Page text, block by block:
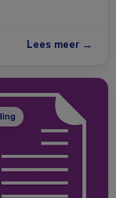
Lees meer →